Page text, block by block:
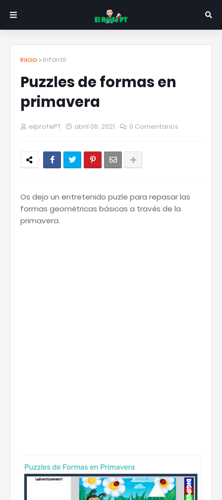
Inicio Infantil
Puzzles de formas en
primavera
elprofePT abril 06, 2021 0 Comentarios
Os dejo un entretenido puzle para repasar las
formas geométricas básicas a través de la
primavera.